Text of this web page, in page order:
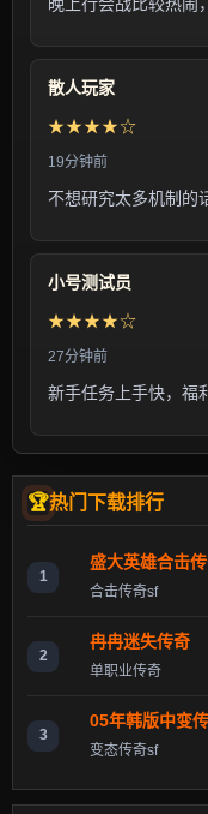
散人玩家
★★★★☆
19分钟前
不想研究太多机制的
小号测试员
★★★★☆
27分钟前
新手任务上手快，福
热门下载排行
1
盛大英雄合击
合击传奇sf
2
冉冉迷失传奇
单职业传奇
3
05年韩版中变
变态传奇sf